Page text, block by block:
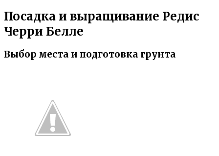
Посадка и выращивание Редис
Черри Белле
Выбор места и подготовка грунта